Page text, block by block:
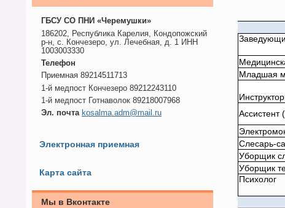
ГБСУ СО ПНИ «Черемушки»
186202, Республика Карелия, Кондопожский
р-н, с. Кончезеро, ул. Лечебная, д. 1 ИНН
1003003330
Телефон
Приемная 89214511713
1-й медпост Кончезеро 89212243110
1-й медпост Готнаволок 89218007968
Эл. почта kosalma.adm@mail.ru
Электронная приемная
Карта сайта
Мы в Вконтакте
Младшая
Ассистент
Слесарь-
Уборщик
Уборщик
Психолог